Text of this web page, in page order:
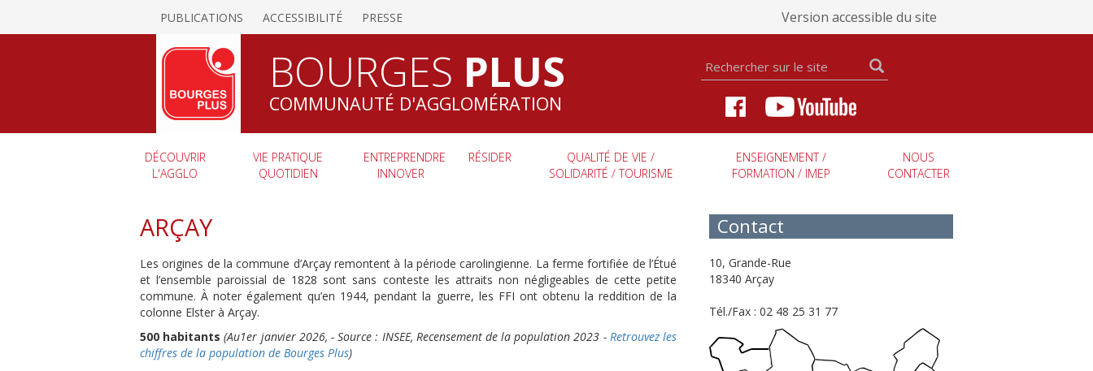
PUBLICATIONS ACCESSIBILITÉ PRESSE Version accessible du site
BOURGES PLUS
COMMUNAUTÉ D'AGGLOMÉRATION
DÉCOUVRIR
L'AGGLO
VIE PRATIQUE
QUOTIDIEN
ENTREPRENDRE
INNOVER
RÉSIDER
QUALITÉ DE VIE /
SOLIDARITÉ / TOURISME
ENSEIGNEMENT /
FORMATION / IMEP
NOUS
CONTACTER
ARÇAY
Les origines de la commune d’Arçay remontent à la période carolingienne. La ferme fortifiée de l’Étué
et l’ensemble paroissial de 1828 sont sans conteste les attraits non négligeables de cette petite
commune. À noter également qu’en 1944, pendant la guerre, les FFI ont obtenu la reddition de la
colonne Elster à Arçay.
500 habitants(Au1er janvier 2026, - Source : INSEE, Recensement de la population 2023 - Retrouvez les
chiffres de la population de Bourges Plus)
Contact
10, Grande-Rue
18340 Arçay
Tél./Fax : 02 48 25 31 77